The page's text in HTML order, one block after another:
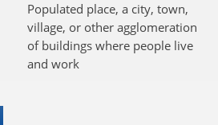
Populated place, a city, town,
village, or other agglomeration
of buildings where people live
and work